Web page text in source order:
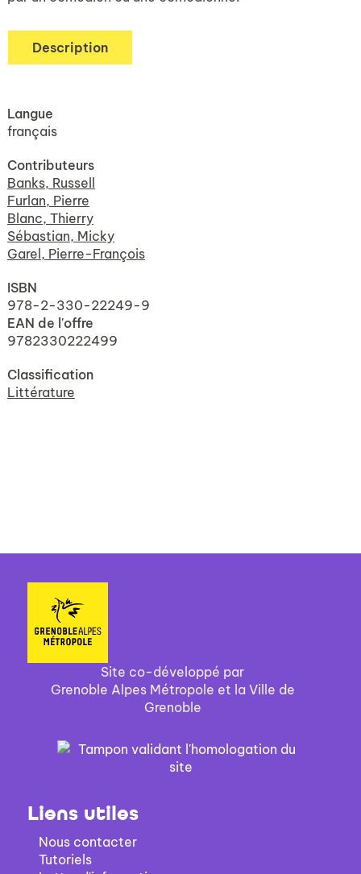
Description
Langue
français
Contributeurs
Banks, Russell
Furlan, Pierre
Blanc, Thierry
Sébastian, Micky
Garel, Pierre-François
ISBN
978-2-330-22249-9
EAN de l'offre
9782330222499
Classification
Littérature
Site co-développé par
Grenoble Alpes Métropole et la Ville de
Grenoble
Liens utiles
Nous contacter
Tutoriels